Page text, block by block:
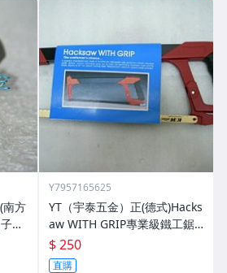
南方
頭/
Y7957165625
YT（宇泰五金）正(德式)Hacks
aw WITH GRIP專業級鐵工鋸
弓+德國原裝進口鋸片/品質保
證/清倉大特賣
$ 250
直購